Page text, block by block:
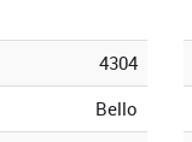
4304
Bello